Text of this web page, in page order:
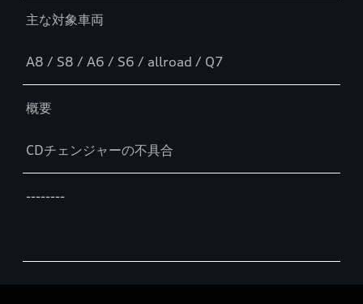
主な対象車両
A8 / S8 / A6 / S6 / allroad / Q7
概要
CDチェンジャーの不具合
--------